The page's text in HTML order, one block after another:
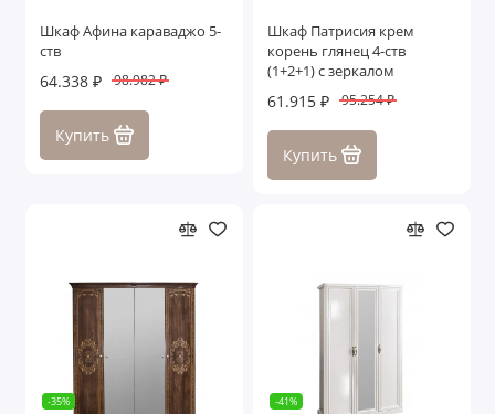
Шкаф Афина караваджо 5-
ств
64.338 ₽ 98.982 ₽
Купить
Шкаф Патрисия крем
корень глянец 4-ств
(1+2+1) с зеркалом
61.915 ₽ 95.254 ₽
Купить
-35%
-41%